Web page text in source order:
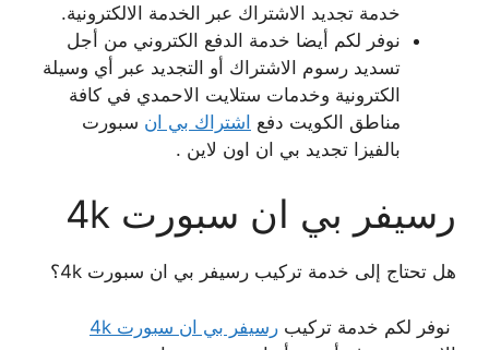
خدمة تجديد الاشتراك عبر الخدمة الالكترونية.
نوفر لكم أيضا خدمة الدفع الكتروني من أجل
تسديد رسوم الاشتراك أو التجديد عبر أي وسيلة
الكترونية وخدمات ستلايت الاحمدي في كافة
مناطق الكويت دفع اشتراك بي ان سبورت
بالفيزا تجديد بي ان اون لاين .
رسيفر بي ان سبورت 4k
هل تحتاج إلى خدمة تركيب رسيفر بي ان سبورت 4k؟
نوفر لكم خدمة تركيب رسيفر بي ان سبورت 4k